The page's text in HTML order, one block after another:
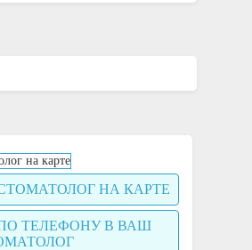
НА КАРТЕ
ТЕЛЕФОНУ В ВАШ